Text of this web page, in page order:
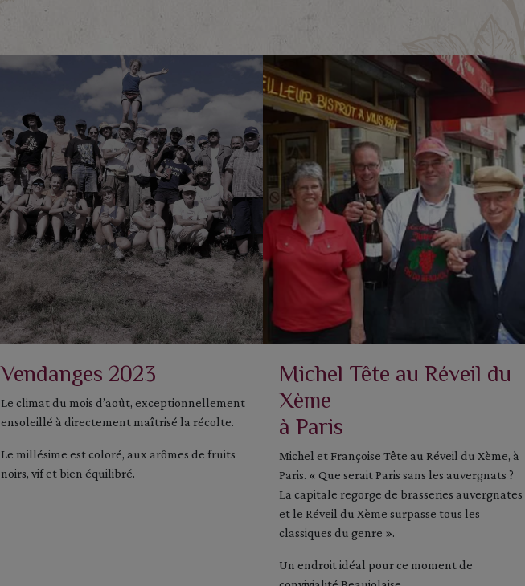
Vendanges 2023
Le climat du mois d’août, exceptionnellement
ensoleillé à directement maîtrisé la récolte.
Le millésime est coloré, aux arômes de fruits
noirs, vif et bien équilibré.
Michel Tête au Réveil du
Xème
à Paris
Michel et Françoise Tête au Réveil du Xème, à
Paris. « Que serait Paris sans les auvergnats ?
La capitale regorge de brasseries auvergnates
et le Réveil du Xème surpasse tous les
classiques du genre ».
Un endroit idéal pour ce moment de